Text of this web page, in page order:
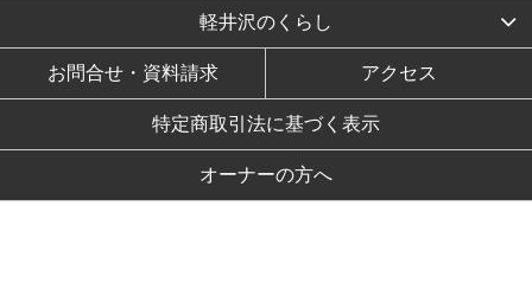
軽井沢のくらし
お問合せ・資料請求 アクセス
特定商取引法に基づく表示
オーナーの方へ